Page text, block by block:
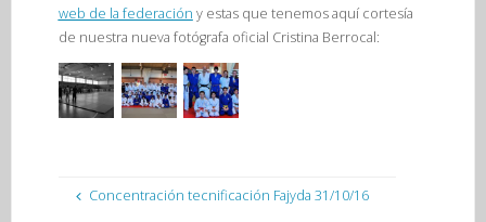
web de la federación y estas que tenemos aquí cortesía
de nuestra nueva fotógrafa oficial Cristina Berrocal:
Concentración tecnificación Fajyda 31/10/16